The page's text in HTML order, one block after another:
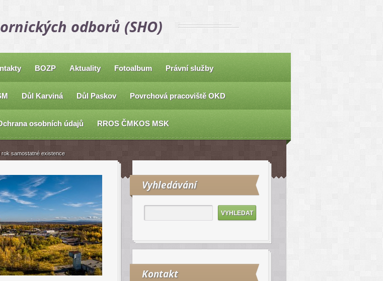
odborů (SHO)
BOZP Aktuality Fotoalbum Právní služby
Důl Karviná Důl Paskov Povrchová pracoviště OKD
osobních údajů RROS ČMKOS MSK
Vyhledávání
Kontakt
samostatné existence